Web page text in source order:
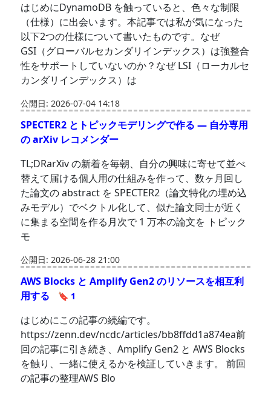
はじめにDynamoDB を触っていると、色々な制限
（仕様）に出会います。本記事では私が気になった
以下2つの仕様について書いたものです。なぜ
GSI（グローバルセカンダリインデックス）は強整合
性をサポートしていないのか？なぜ LSI（ローカルセ
カンダリインデックス）は
公開日: 2026-07-04 14:18
SPECTER2 とトピックモデリングで作る — 自分専用
の arXiv レコメンダー
TL;DRarXiv の新着を毎朝、自分の興味に寄せて並べ
替えて届ける個人用の仕組みを作って、数ヶ月回し
た論文の abstract を SPECTER2（論文特化の埋め込
みモデル）でベクトル化して、似た論文同士が近く
に集まる空間を作る月次で 1 万本の論文を トピック
モ
公開日: 2026-06-28 21:00
AWS Blocks と Amplify Gen2 のリソースを相互利
用する
🔖 1
はじめにこの記事の続編です。
https://zenn.dev/ncdc/articles/bb8ffdd1a874ea前
回の記事に引き続き、Amplify Gen2 と AWS Blocks
を触り、一緒に使えるかを検証していきます。 前回
の記事の整理AWS Blo